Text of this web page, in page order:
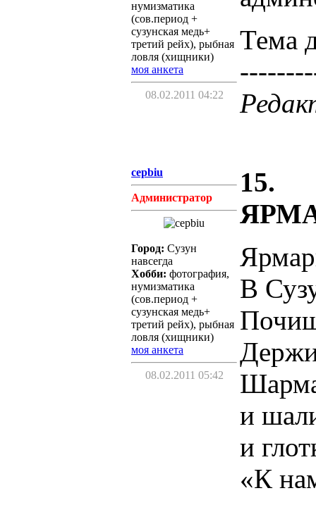
нумизматика
(сов.период +
сузунская медь+
третий рейх), рыбная
ловля (хищники)
моя анкета
08.02.2011 04:22
Тема
cepbiu
Администратор
Город: Сузун
навсегда
Хобби: фотография,
нумизматика
(сов.период +
сузунская медь+
третий рейх), рыбная
ловля (хищники)
моя анкета
08.02.2011 05:42
15.
В
и
и
«К